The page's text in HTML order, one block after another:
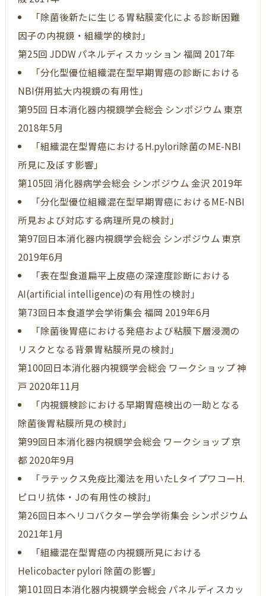
「除菌後新たに生じる胃粘膜変化による診断困難
因子の内視鏡・組織学的検討」
第25回 JDDW パネルディスカッション 福岡 2017年
「分化型優位組織混在型早期胃癌の診断における
NBI併用拡大内視鏡の有用性」
第95回 日本消化器内視鏡学会総会 シンポジウム 東京
2018年5月
「組織混在型胃癌におけるH.pylori除菌のME-NBI
所見に及ぼす影響」
第105回 消化器病学会総会 シンポジウム 金沢 2019年
「分化型優位組織混在型早期胃癌におけるME-NBI
所見および対応する病理所見の検討」
第97回日本消化器内視鏡学会総会 シンポジウム 東京
2019年6月
「表在型食道扁平上皮癌の深達度診断における
AI(artificial intelligence)の有用性の検討」
第73回日本食道学会学術集会 福岡 2019年6月
「除菌後胃癌における発癌および粘膜下層浸潤の
リスクとなる背景胃粘膜所見の検討」
第100回日本消化器内視鏡学会総会 ワークショップ 神
戸 2020年11月
「内視鏡検診における早期胃癌検出の一助となる
除菌後胃粘膜所見の検討」
第99回日本消化器内視鏡学会総会 ワークショップ 京
都 2020年9月
「ラテックス免疫比濁法を用いたLタイプワコーH.
ピロリ抗体・Jの有用性の検討」
第26回日本ヘリコバクター学会学術集会 シンポジウム
2021年1月
「組織混在型胃癌の内視鏡所見における
Helicobacter pylori 除菌の影響」
第101回日本消化器内視鏡学会総会 パネルディスカッ